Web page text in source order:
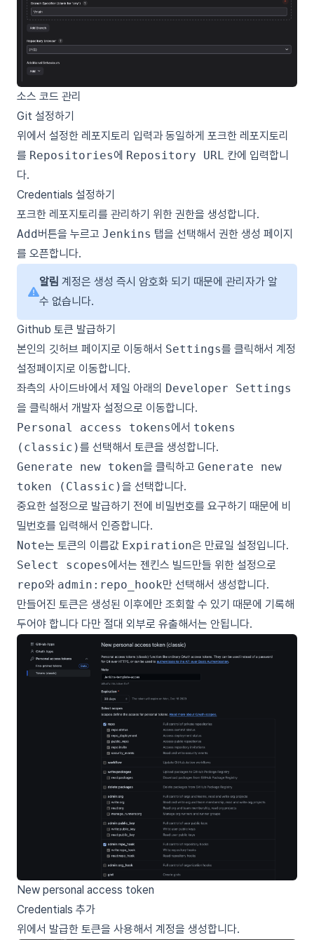
소스 코드 관리
Git 설정하기
위에서 설정한 레포지토리 입력과 동일하게 포크한 레포지토리
를 Repositories에 Repository URL 칸에 입력합니
다.
Credentials 설정하기
포크한 레포지토리를 관리하기 위한 권한을 생성합니다.
Add 버튼을 누르고 Jenkins 탭을 선택해서 권한 생성 페이지
를 오픈합니다.
알림 계정은 생성 즉시 암호화 되기 때문에 관리자가 알
수 없습니다.
Github 토큰 발급하기
본인의 깃허브 페이지로 이동해서 Settings를 클릭해서 계정
설정페이지로 이동합니다.
좌측의 사이드바에서 제일 아래의 Developer Settings
을 클릭해서 개발자 설정으로 이동합니다.
Personal access tokens에서 tokens
(classic)를 선택해서 토큰을 생성합니다.
Generate new token을 클릭하고 Generate new
token (Classic)을 선택합니다.
중요한 설정으로 발급하기 전에 비밀번호를 요구하기 때문에 비
밀번호를 입력해서 인증합니다.
Note는 토큰의 이름값 Expiration은 만료일 설정입니다.
Select scopes에서는 젠킨스 빌드만들 위한 설정으로
repo와 admin:repo_hook만 선택해서 생성합니다.
만들어진 토큰은 생성된 이후에만 조회할 수 있기 때문에 기록해
두어야 합니다 다만 절대 외부로 유출해서는 안됩니다.
New personal access token
Credentials 추가
위에서 발급한 토큰을 사용해서 계정을 생성합니다.